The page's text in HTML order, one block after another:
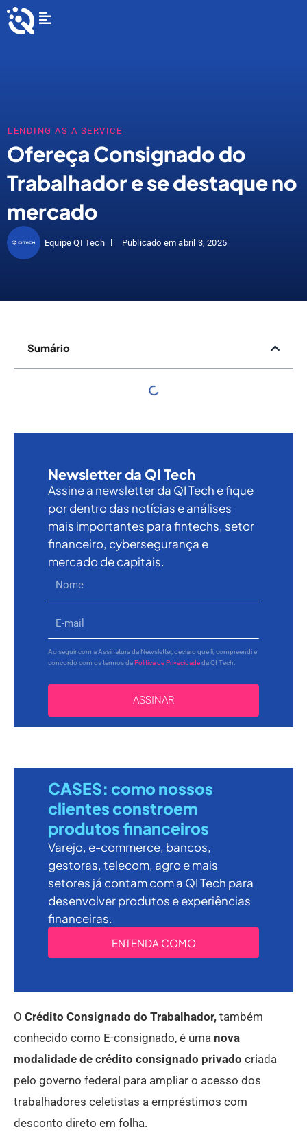
para
LENDING AS A SERVICE
Ofereça Consignado do
Trabalhador e se destaque no
mercado
Equipe QI Tech Publicado em abril 3, 2025
Sumário
Newsletter da QI Tech
Assine a newsletter da QI Tech e fique
por dentro das notícias e análises
mais importantes para fintechs, setor
financeiro, cybersegurança e
mercado de capitais.
Ao seguir com a Assinatura da Newsletter, declaro que li, compreendi e
concordo com os termos daPolítica de Privacidadeda QI Tech.
ASSINAR
CASES: como nossos
clientes constroem
produtos financeiros
Varejo, e-commerce, bancos,
gestoras, telecom, agro e mais
setores já contam com a QI Tech para
desenvolver produtos e experiências
financeiras.
ENTENDA COMO
O Crédito Consignado do Trabalhador, também
conhecido como E-consignado, é uma nova
modalidade de crédito consignado privado criada
pelo governo federal para ampliar o acesso dos
trabalhadores celetistas a empréstimos com
desconto direto em folha.